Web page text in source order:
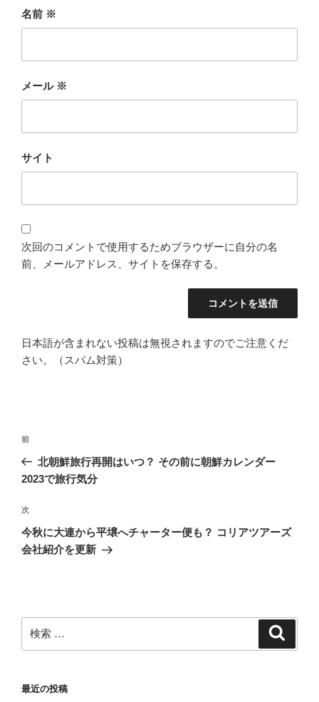
名前 ※
メール ※
サイト
次回のコメントで使用するためブラウザーに自分の名
前、メールアドレス、サイトを保存する。
日本語が含まれない投稿は無視されますのでご注意くだ
さい。（スパム対策）
投
ナ
ゲ
ー
シ
過
去
の
稿
前
北朝鮮旅行再開はいつ？ その前に朝鮮カレンダー
2023で旅行気分
次
の
投
次
今秋に大連から平壌へチャーター便も？ コリアツアーズ
会社紹介を更新
索:
最近の投稿